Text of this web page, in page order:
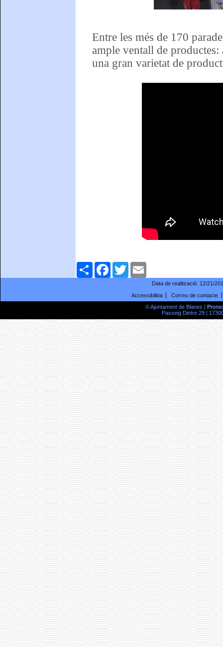
Entre les més de 170
ample ventall de
una gran varietat de
ComparteixFacebookTwitter
Data de realització: 12/21/
Accessibilitat
Correu de contacte
© Ajuntament de Blanes |
Passeig Dintre 29 |